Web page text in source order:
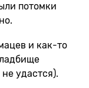
потомки
и как-то
удастся).